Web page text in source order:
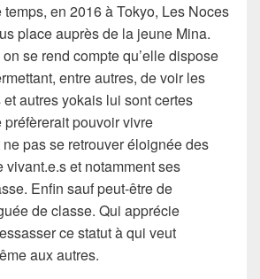
en 2016 à Tokyo, Les Noces
place auprès de la jeune Mina.
se rend compte qu’elle dispose
entre autres, de voir les
autres yokais lui sont certes
pouvoir vivre
pas se retrouver éloignée des
vivant.e.s et notamment ses
Enfin sauf peut-être de
de classe. Qui apprécie
ce statut à qui veut
aux autres.